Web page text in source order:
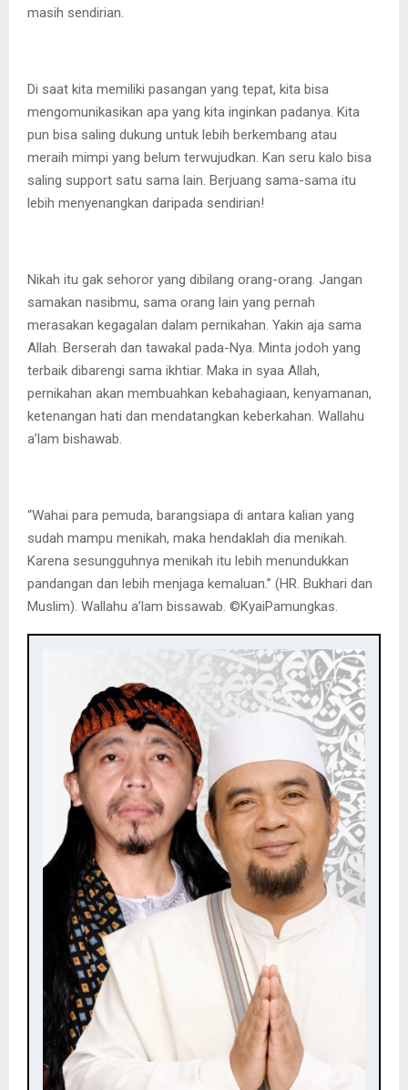
masih sendirian.
Di saat kita memiliki pasangan yang tepat, kita bisa
mengomunikasikan apa yang kita inginkan padanya. Kita
pun bisa saling dukung untuk lebih berkembang atau
meraih mimpi yang belum terwujudkan. Kan seru kalo bisa
saling support satu sama lain. Berjuang sama-sama itu
lebih menyenangkan daripada sendirian!
Nikah itu gak sehoror yang dibilang orang-orang. Jangan
samakan nasibmu, sama orang lain yang pernah
merasakan kegagalan dalam pernikahan. Yakin aja sama
Allah. Berserah dan tawakal pada-Nya. Minta jodoh yang
terbaik dibarengi sama ikhtiar. Maka in syaa Allah,
pernikahan akan membuahkan kebahagiaan, kenyamanan,
ketenangan hati dan mendatangkan keberkahan. Wallahu
a’lam bishawab.
“Wahai para pemuda, barangsiapa di antara kalian yang
sudah mampu menikah, maka hendaklah dia menikah.
Karena sesungguhnya menikah itu lebih menundukkan
pandangan dan lebih menjaga kemaluan.” (HR. Bukhari dan
Muslim). Wallahu a’lam bissawab. ©️KyaiPamungkas.